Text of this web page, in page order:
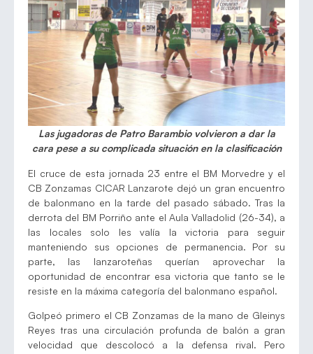
Las jugadoras de Patro Barambio volvieron a dar la
cara pese a su complicada situación en la clasificación
El cruce de esta jornada 23 entre el BM Morvedre y el
CB Zonzamas CICAR Lanzarote dejó un gran encuentro
de balonmano en la tarde del pasado sábado. Tras la
derrota del BM Porriño ante el Aula Valladolid (26-34), a
las locales solo les valía la victoria para seguir
manteniendo sus opciones de permanencia. Por su
parte, las lanzaroteñas querían aprovechar la
oportunidad de encontrar esa victoria que tanto se le
resiste en la máxima categoría del balonmano español.
Golpeó primero el CB Zonzamas de la mano de Gleinys
Reyes tras una circulación profunda de balón a gran
velocidad que descolocó a la defensa rival. Pero